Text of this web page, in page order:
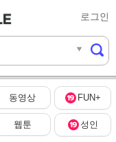
로그인
동영상 FUN+
웹툰 성인